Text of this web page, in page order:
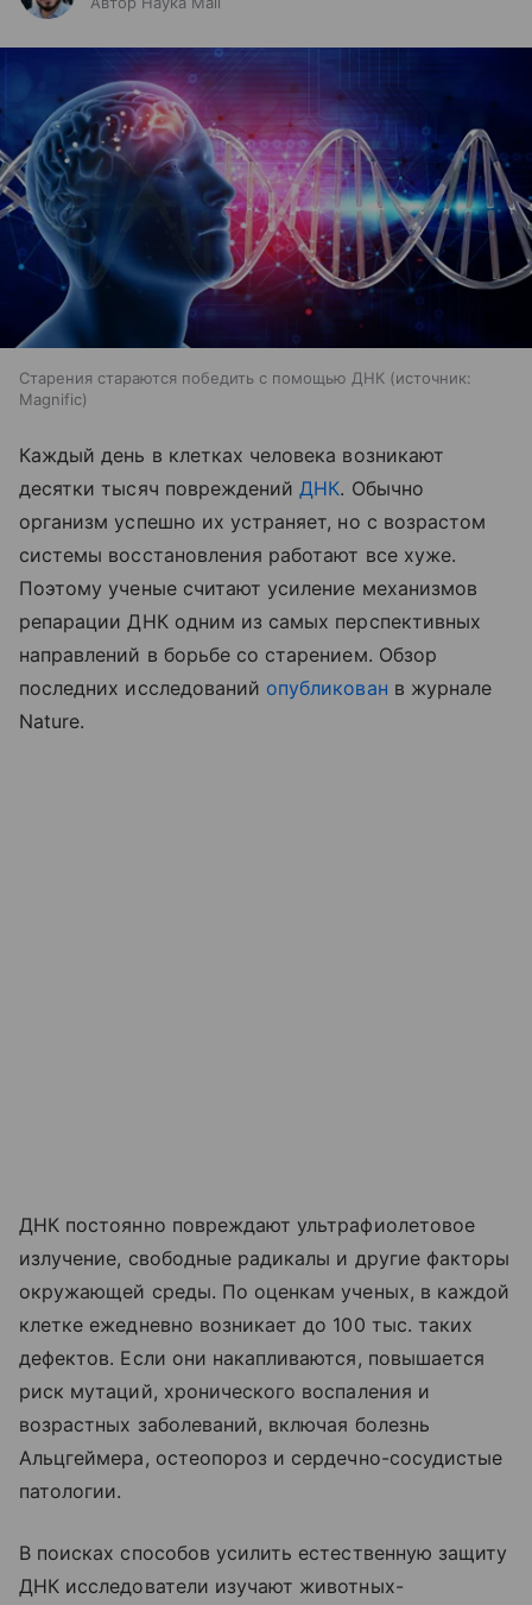
Старения стараются победить с помощью ДНК
источник:
Magnific
Каждый день в клетках человека возникают
десятки тысяч повреждений ДНК. Обычно
организм успешно их устраняет, но с возрастом
системы восстановления работают все хуже.
Поэтому ученые считают усиление механизмов
репарации ДНК одним из самых перспективных
направлений в борьбе со старением. Обзор
последних исследований опубликован в журнале
Nature.
ДНК постоянно повреждают ультрафиолетовое
излучение, свободные радикалы и другие факторы
окружающей среды. По оценкам ученых, в каждой
клетке ежедневно возникает до 100 тыс. таких
дефектов. Если они накапливаются, повышается
риск мутаций, хронического воспаления и
возрастных заболеваний, включая болезнь
Альцгеймера, остеопороз и сердечно-сосудистые
патологии.
В поисках способов усилить естественную защиту
ДНК исследователи изучают животных-